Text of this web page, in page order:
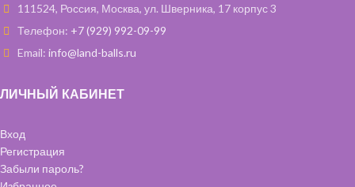
111524, Россия, Москва, ул. Шверника, 17 корпус 3
Телефон: +7 (929) 992-09-99
Email: info@land-balls.ru
ЛИЧНЫЙ КАБИНЕТ
Вход
Регистрация
Забыли пароль?